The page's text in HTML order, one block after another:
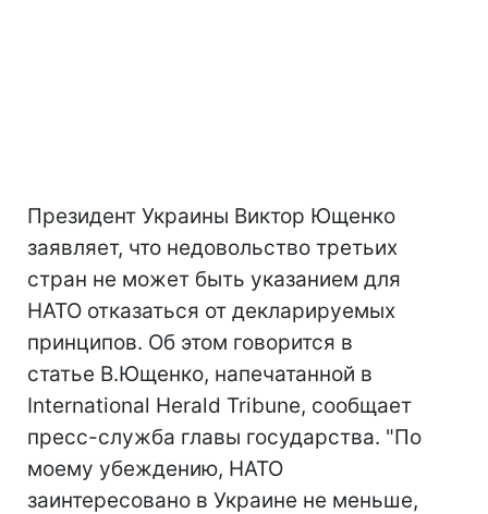
Президент Украины Виктор Ющенко
заявляет, что недовольство третьих
стран не может быть указанием для
НАТО отказаться от декларируемых
принципов. Об этом говорится в
статье В.Ющенко, напечатанной в
International Herald Tribune, сообщает
пресс-служба главы государства. "По
моему убеждению, НАТО
заинтересовано в Украине не меньше,